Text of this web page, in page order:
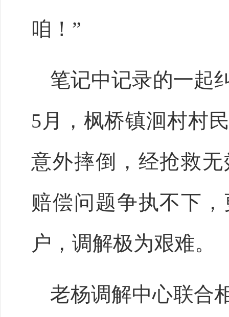
咱！”
笔记中记录的一起
5月，枫桥镇洄村村
意外摔倒，经抢救
赔偿问题争执不下
户，调解极为艰难。
老杨调解中心联合